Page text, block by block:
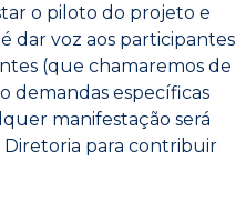
o piloto do projeto e
dar voz aos participantes
(que chamaremos de
demandas específicas
manifestação será
Diretoria para contribuir